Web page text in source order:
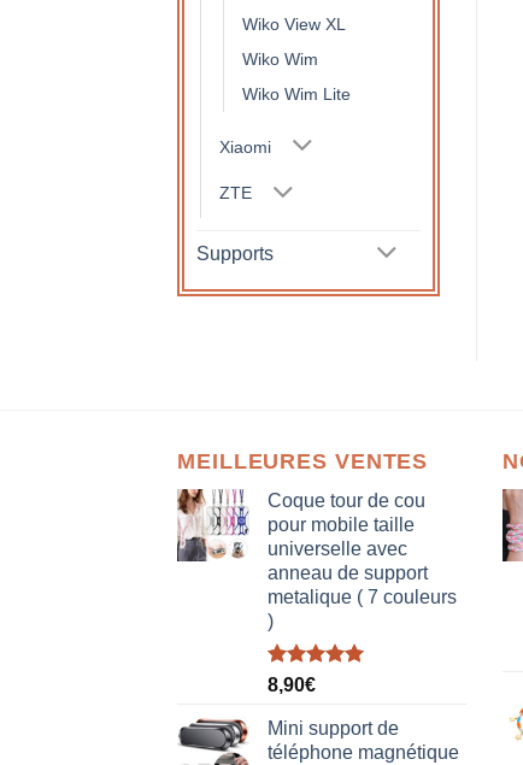
Wiko View XL
Wiko Wim
Wiko Wim Lite
Xiaomi
ZTE
Supports
MEILLEURES VENTES
Coque tour de cou
pour mobile taille
universelle avec
anneau de support
metalique ( 7 couleurs
)
Note5.00
8,90€
Mini support de
téléphone magnétique